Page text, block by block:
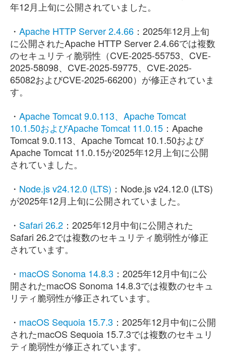
年12月上旬に公開されていました。
・ Apache HTTP Server 2.4.66 ：2025年12月上旬
に公開されたApache HTTP Server 2.4.66では複数
のセキュリティ脆弱性（CVE-2025-55753、CVE-
2025-58098、CVE-2025-59775、CVE-2025-
65082およびCVE-2025-66200）が修正されていま
す。
・ Apache Tomcat 9.0.113、Apache Tomcat
10.1.50およびApache Tomcat 11.0.15 ：Apache
Tomcat 9.0.113、Apache Tomcat 10.1.50および
Apache Tomcat 11.0.15が2025年12月上旬に公開
されていました。
・ Node.js v24.12.0 (LTS) ：Node.js v24.12.0 (LTS)
が2025年12月上旬に公開されていました。
・ Safari 26.2 ：2025年12月中旬に公開された
Safari 26.2では複数のセキュリティ脆弱性が修正
されています。
・ macOS Sonoma 14.8.3 ：2025年12月中旬に公
開されたmacOS Sonoma 14.8.3では複数のセキュ
リティ脆弱性が修正されています。
・ macOS Sequoia 15.7.3 ：2025年12月中旬に公開
されたmacOS Sequoia 15.7.3では複数のセキュリ
ティ脆弱性が修正されています。